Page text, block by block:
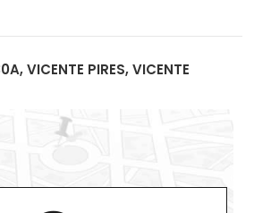
VICENTE PIRES, VICENTE